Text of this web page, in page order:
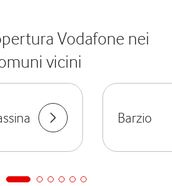
Vodafone nei
vicini
Barzio